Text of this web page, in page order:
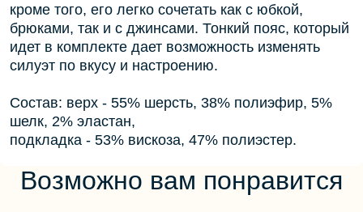
кроме того, его легко сочетать как с юбкой,
брюками, так и с джинсами. Тонкий пояс, который
идет в комплекте дает возможность изменять
силуэт по вкусу и настроению.
Состав: верх - 55% шерсть, 38% полиэфир, 5%
шелк, 2% эластан,
подкладка - 53% вискоза, 47% полиэстер.
Возможно вам понравится